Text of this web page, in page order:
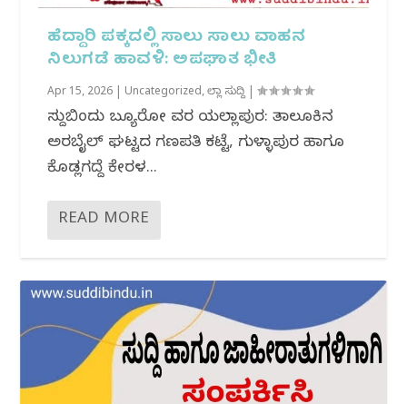
ಹೆದ್ದಾರಿ ಪಕ್ಕದಲ್ಲಿ ಸಾಲು ಸಾಲು ವಾಹನ
ನಿಲುಗಡೆ ಹಾವಳಿ: ಅಪಘಾತ ಭೀತಿ
Apr 15, 2026 Uncategorized,ಜಿಲ್ಲಾ ಸುದ್ದಿ |
ಸುದ್ದಿಬಿಂದು ಬ್ಯೂರೋ ವರದಿ ಯಲ್ಲಾಪುರ: ತಾಲೂಕಿನ
ಅರಬೈಲ್ ಘಟ್ಟದ ಗಣಪತಿ ಕಟ್ಟೆ, ಗುಳ್ಳಾಪುರ ಹಾಗೂ
ಕೊಡ್ಲಗದ್ದೆ ಕೇರಳ...
READ MORE